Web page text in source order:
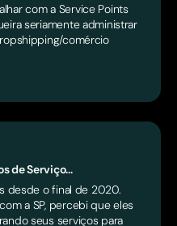
com a Service Points
seriamente administrar
comércio
de Serviço...
desde o final de 2020.
a SP, percebi que eles
seus serviços para